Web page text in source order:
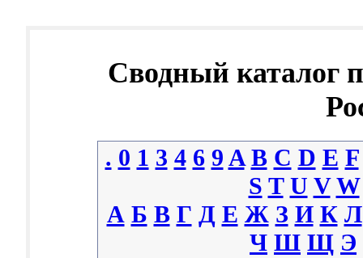
Сводный каталог
. 0 1 3 4 6 9 A B C D E F
S T U V W
А Б В Г Д Е Ж З И К Л
Ч Ш Щ Э